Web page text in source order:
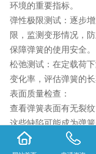
环境的重要指标。
弹性极限测试：逐步
限，监测变形情况，
保障弹簧的使用安全。
松弛测试：在定载荷
变化率，评估弹簧的长
表面质量检查：
查看弹簧表面有无裂
这些缺陷可能成为弹
视与探伤设备辅助检查